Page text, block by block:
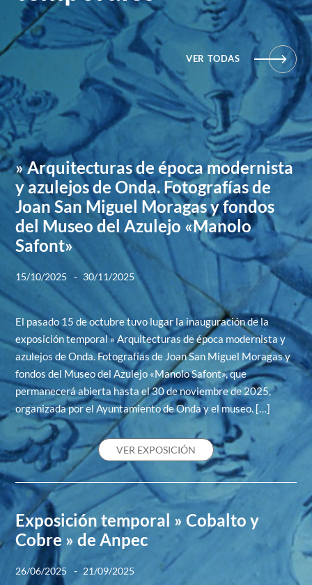
VER TODAS
» Arquitecturas de época modernista
y azulejos de Onda. Fotografías de
Joan San Miguel Moragas y fondos
del Museo del Azulejo «Manolo
Safont»
15/10/2025 - 30/11/2025
El pasado 15 de octubre tuvo lugar la inauguración de la
exposición temporal » Arquitecturas de época modernista y
azulejos de Onda. Fotografías de Joan San Miguel Moragas y
fondos del Museo del Azulejo «Manolo Safont», que
permanecerá abierta hasta el 30 de noviembre de 2025,
organizada por el Ayuntamiento de Onda y el museo. […]
VER EXPOSICIÓN
Exposición temporal » Cobalto y
Cobre » de Anpec
26/06/2025 - 21/09/2025